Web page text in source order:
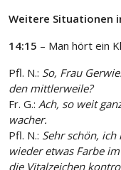
Weitere Situationen
14:15 – Man hört ein
Pfl. N.: So, Frau
den mittlerweile?
Fr. G.: Ach, so weit
wacher.
Pfl. N.: Sehr schön, ich
wieder etwas Farbe
die Vitalzeichen